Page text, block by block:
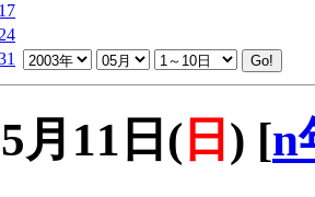
17
24
月11日( 日 ) [n